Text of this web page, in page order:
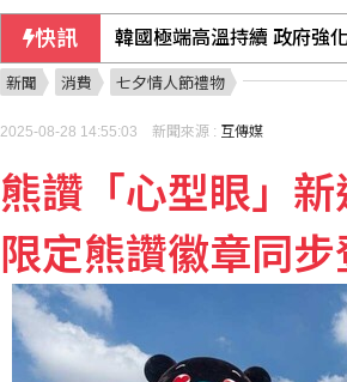
快訊 藥華藥反擊 上億歐元欠款
兄弟戰力受損 張志豪、
韓國極端高溫持續 政府強
新聞 消費 七夕情人節禮物
2025-08-28 14:55:03 新聞來源 : 互傳媒
熊讚「心型眼」
限定熊讚徽章同步